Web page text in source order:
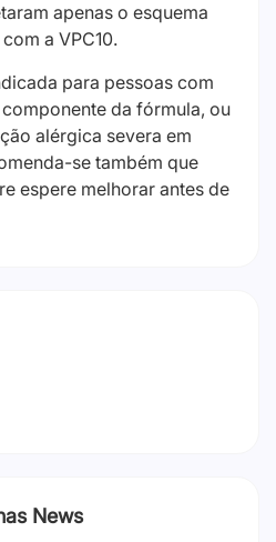
apenas o esquema
a VPC10.
para pessoas com
da fórmula, ou
alérgica severa em
se também que
espere melhorar antes de
News